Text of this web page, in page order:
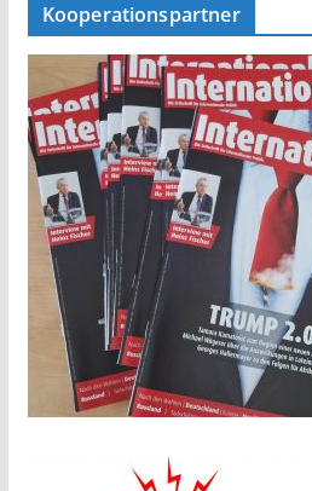
Kooperationspartner